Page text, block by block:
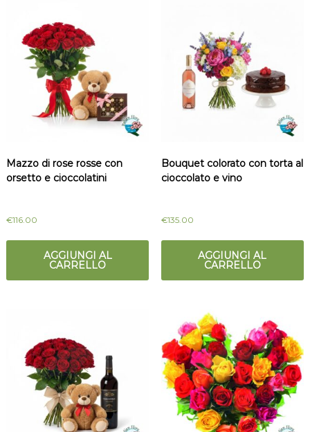
Mazzo di rose rosse con
orsetto e cioccolatini
€116.00
AGGIUNGI AL
CARRELLO
Bouquet colorato con torta al
cioccolato e vino
€135.00
AGGIUNGI AL
CARRELLO